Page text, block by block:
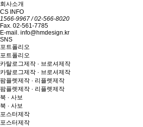
회사소개
CS INFO
1566-9967 / 02-566-8020
Fax. 02-561-7785
E-mail. info@hmdesign.kr
SNS
포트폴리오
포트폴리오
카탈로그제작 · 브로셔제작
카탈로그제작 · 브로셔제작
팜플렛제작 · 리플렛제작
팜플렛제작 · 리플렛제작
북 · 사보
북 · 사보
포스터제작
포스터제작